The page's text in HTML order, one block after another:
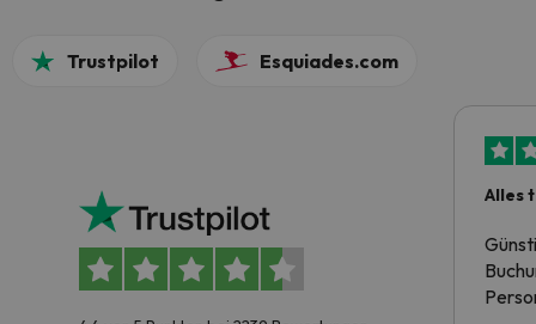
Trustpilot Esquiades.com
Alles